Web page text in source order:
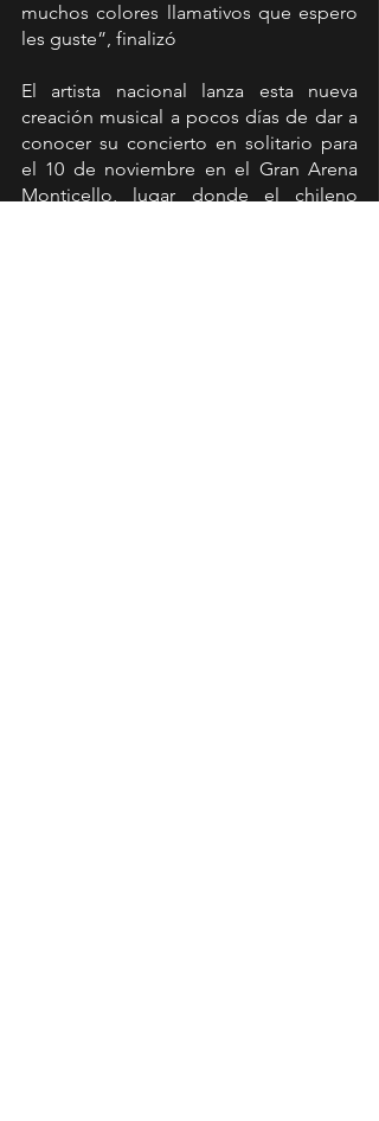
muchos colores llamativos que espero
les guste”, finalizó
El artista nacional lanza esta nueva
creación musical a pocos días de dar a
conocer su concierto en solitario para
el 10 de noviembre en el Gran Arena
Monticello, lugar donde el chileno